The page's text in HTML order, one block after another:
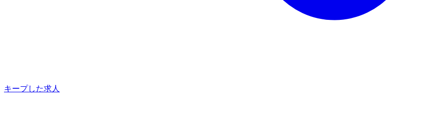
キープした求人